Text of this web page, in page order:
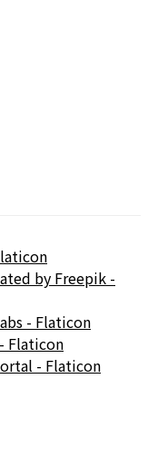
by Freepik -
- Flaticon
Flaticon
- Flaticon